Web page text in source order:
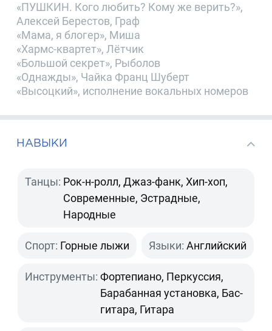
«ПУШКИН. Кого любить? Кому же верить?»,
Алексей Берестов, Граф
«Мама, я блогер», Миша
«Хармс-квартет», Лётчик
«Большой секрет», Рыболов
«Однажды», Чайка Франц Шуберт
«Высоцкий», исполнение вокальных номеров
НАВЫКИ
Танцы: Рок-н-ролл, Джаз-фанк, Хип-хоп,
Современные, Эстрадные,
Народные
Спорт: Горные лыжи Языки: Английский
Инструменты: Фортепиано, Перкуссия,
Барабанная установка, Бас-
гитара, Гитара